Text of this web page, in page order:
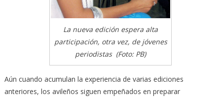
La nueva edición espera alta
participación, otra vez, de jóvenes
periodistas (Foto: PB)
Aún cuando acumulan la experiencia de varias ediciones
anteriores, los avileños siguen empeñados en preparar